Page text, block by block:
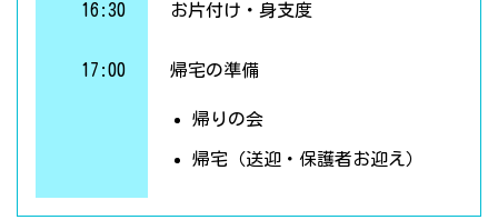
16:30 お片付け・身支度
17:00 帰宅の準備
帰りの会
帰宅（送迎・保護者お迎え）